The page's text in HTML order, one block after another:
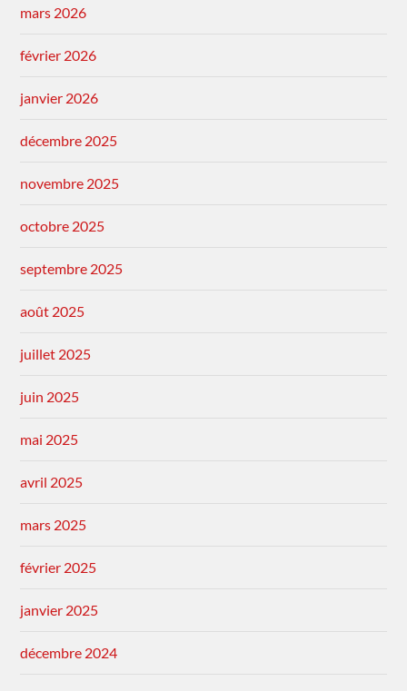
mars 2026
février 2026
janvier 2026
décembre 2025
novembre 2025
octobre 2025
septembre 2025
août 2025
juillet 2025
juin 2025
mai 2025
avril 2025
mars 2025
février 2025
janvier 2025
décembre 2024